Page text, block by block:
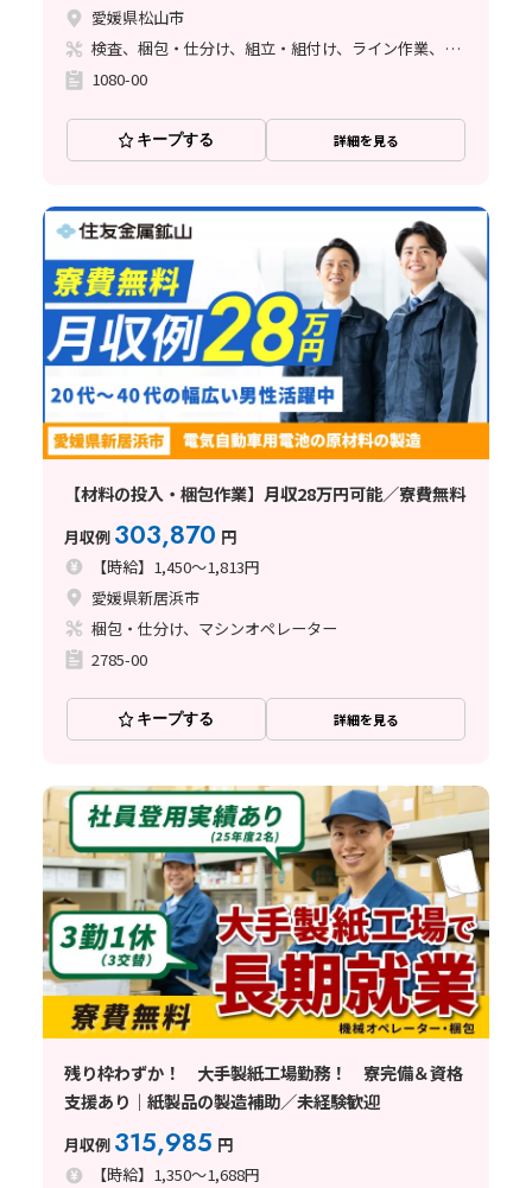
愛媛県松山市
検査、梱包・仕分け、組立・組付け、ライン作業、立ち作業
1080-00
キープする 詳細を見る
【材料の投入・梱包作業】月収28万円可能／寮費無料
月収例 303,870 円
【時給】1,450～1,813円
愛媛県新居浜市
梱包・仕分け、マシンオペレーター
2785-00
キープする 詳細を見る
残り枠わずか！ 大手製紙工場勤務！ 寮完備＆資格
支援あり｜紙製品の製造補助／未経験歓迎
月収例 315,985 円
【時給】1,350～1,688円